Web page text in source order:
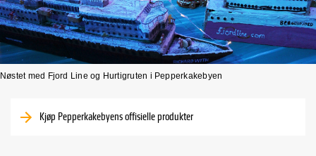
Nøstet med Fjord Line og Hurtigruten i Pepperkakebyen
Kjøp Pepperkakebyens offisielle produkter